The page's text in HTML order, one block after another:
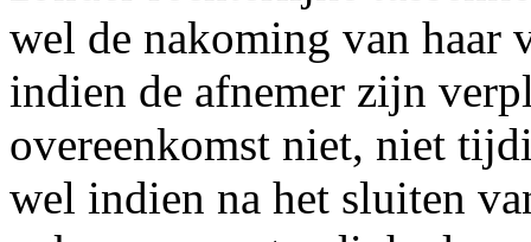
wel de nakoming van haar
indien de afnemer zijn
overeenkomst niet, niet
wel indien na het sluiten